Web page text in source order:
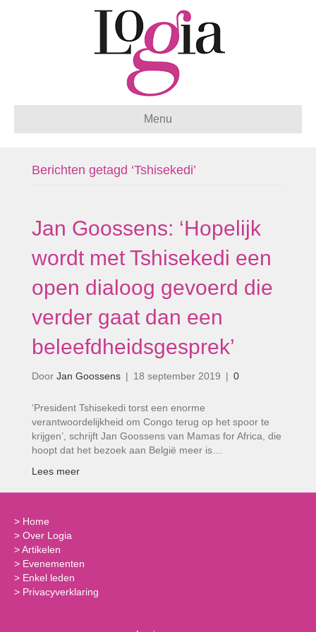
Menu
Berichten getagd ‘Tshisekedi’
Jan Goossens: ‘Hopelijk
wordt met Tshisekedi een
open dialoog gevoerd die
verder gaat dan een
beleefdheidsgesprek’
Door Jan Goossens | 18 september 2019 | 0
‘President Tshisekedi torst een enorme
verantwoordelijkheid om Congo terug op het spoor te
krijgen’, schrijft Jan Goossens van Mamas for Africa, die
hoopt dat het bezoek aan België meer is…
Lees meer
> Home
> Over Logia
>Artikelen
> Evenementen
> Enkel leden
> Privacyverklaring